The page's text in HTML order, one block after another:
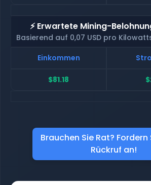
⚡ Erwartete Mining-
Basierend auf 0,07 USD pro
Einkommen
$81.18
Brauchen Sie Rat? Fordern
Rückruf an!